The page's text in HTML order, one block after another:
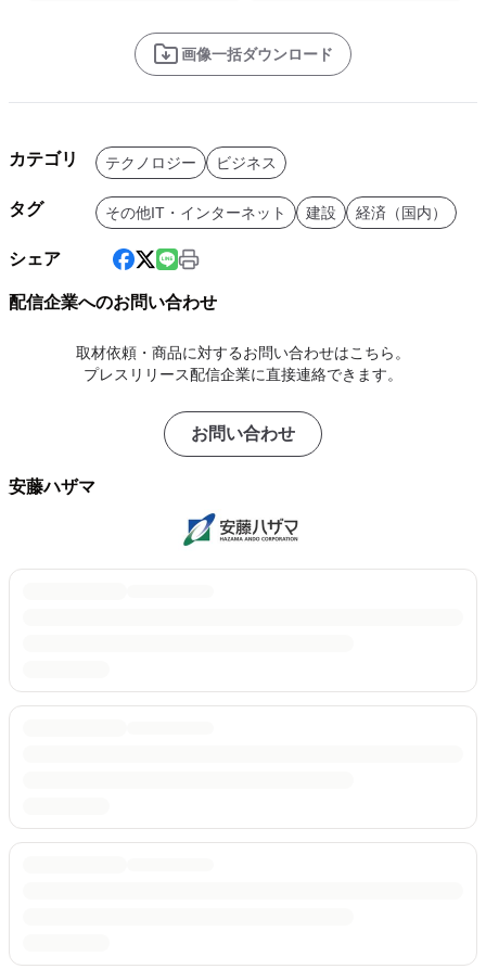
画像一括ダウンロード
カテゴリ テクノロジー ビジネス
タグ その他IT・インターネット 建設 経済（国内）
シェア
配信企業へのお問い合わせ
取材依頼・商品に対するお問い合わせはこちら。
プレスリリース配信企業に直接連絡できます。
お問い合わせ
安藤ハザマ